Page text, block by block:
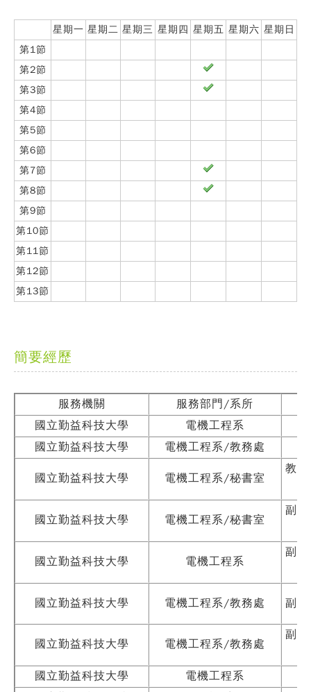
星期一 星期二 星期三 星期四 星期五 星期六 星期日
第1節
第2節
第3節
第4節
第5節
第6節
第7節
第8節
第9節
第10節
第11節
第12節
第13節
簡要經歷
服務機關
服務部門/系所
國立勤益科技大學
電機工程系
國立勤益科技大學
電機工程系/教務處
國立勤益科技大學 電機工程系/秘書室
教
國立勤益科技大學 電機工程系/秘書室
副
國立勤益科技大學 電機工程系
副
國立勤益科技大學 電機工程系/教務處 副
國立勤益科技大學 電機工程系/教務處
副
國立勤益科技大學
電機工程系